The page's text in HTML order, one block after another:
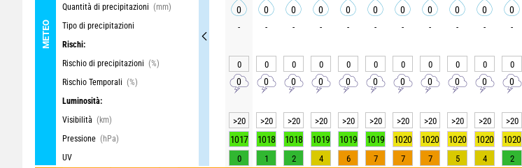
METEO
Quantità di precipitazioni (mm)
Tipo di precipitazioni
Rischi:
Rischio di precipitazioni (%)
Rischio Temporali (%)
Luminosità:
Visibilità (km)
Pressione (hPa)
UV
0 0 0 0 0 0 0 0 0 0 0
- - - - - - - - - - -
0 0 0 0 0 0 0 0 0 0 0
0 0 0 0 0 0 0 0 0 0 0
>20 >20 >20 >20 >20 >20 >20 >20 >20 >20 >20
1017 1018 1018 1019 1019 1019 1020 1020 1020 1020 1020
0 1 2 4 6 7 7 7 5 4 2